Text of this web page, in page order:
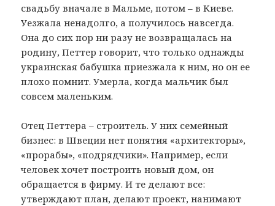
свадьбу вначале в Мальме, потом – в Киеве.
Уезжала ненадолго, а получилось навсегда.
Она до сих пор ни разу не возвращалась на
родину, Петтер говорит, что только однажды
украинская бабушка приезжала к ним, но он ее
плохо помнит. Умерла, когда мальчик был
совсем маленьким.
Отец Петтера – строитель. У них семейный
бизнес: в Швеции нет понятия «архитекторы»,
«прорабы», «подрядчики». Например, если
человек хочет построить новый дом, он
обращается в фирму. И те делают все:
утверждают план, делают проект, нанимают